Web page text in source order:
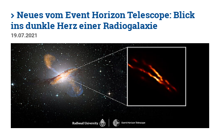
Neues vom Event Horizon Telescope: Blick
ins dunkle Herz einer Radiogalaxie
19.07.2021